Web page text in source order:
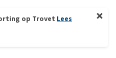
op Trovet Lees